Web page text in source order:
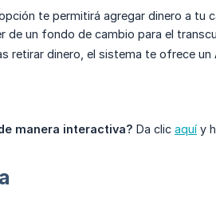
te permitirá agregar dinero a tu
de un fondo de cambio para el
retirar dinero, el sistema te ofrece un
manera interactiva? Da clic aquí y